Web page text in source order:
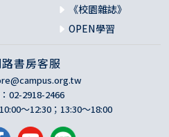
《校園雜誌》
OPEN學習
書房客服
02-2918-2466
～12:30；13:30～18:00